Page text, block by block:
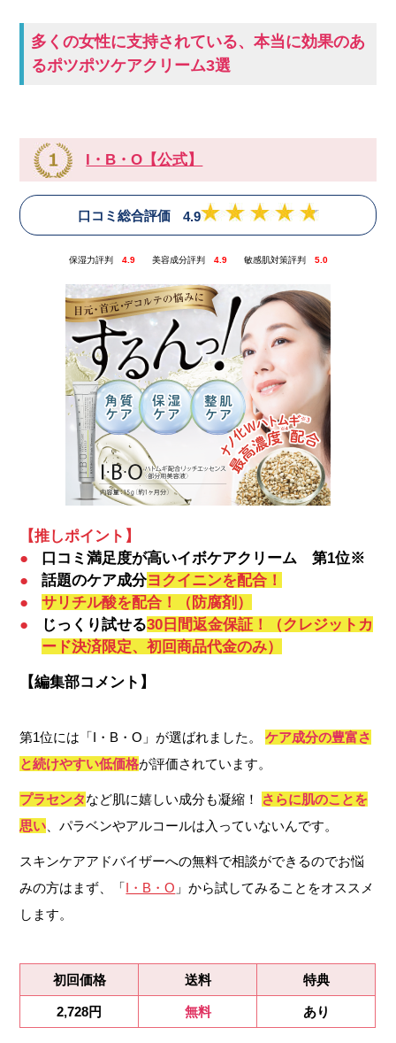
多くの女性に支持されている、本当に効果のあ
るポツポツケアクリーム3選
I・B・O【公式】
口コミ総合評価 4.9
保湿力評判 4.9 美容成分評判 4.9 敏感肌対策評判 5.0
【推しポイント】
●
口コミ満足度が高いイボケアクリーム 第1位※
●
話題のケア成分ヨクイニンを配合！
●
サリチル酸を配合！（防腐剤）
●
じっくり試せる30日間返金保証！（クレジットカ
ード決済限定、初回商品代金のみ）
【編集部コメント】
第1位には「I・B・O」が選ばれました。ケア成分の豊富さ
と続けやすい低価格が評価されています。
プラセンタなど肌に嬉しい成分も凝縮！ さらに肌のことを
思い 、パラベンやアルコールは入っていないんです。
スキンケアアドバイザーへの無料で相談ができるのでお悩
みの方はまず、「I・B・O 」から試してみることをオススメ
します。
初回価格 送料 特典
2,728円 無料 あり